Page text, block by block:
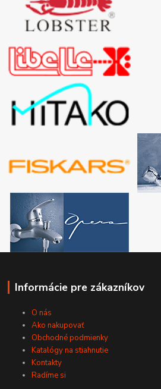
Informácie pre zákazníkov
O nás
Ako nakupovať
Obchodné podmienky
Katalógy na stiahnutie
Kontakty
Radíme si